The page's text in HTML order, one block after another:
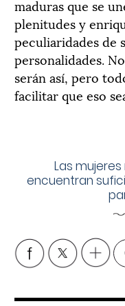
maduras que se
plenitudes y
peculiaridades de
personalidades.
serán así, pero
facilitar que eso
Las
encuentran